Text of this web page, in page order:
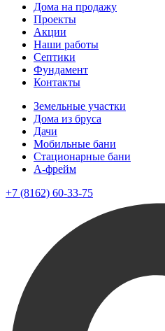
Дома на продажу
Проекты
Акции
Наши работы
Септики
Фундамент
Контакты
Земельные участки
Дома из бруса
Дачи
Мобильные бани
Стационарные бани
A-фрейм
+7 (8162) 60-33-75